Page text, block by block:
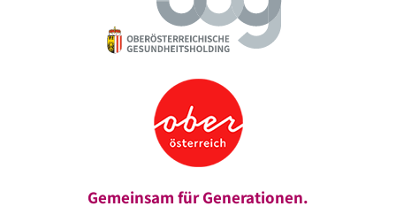
Gemeinsam für Generationen.